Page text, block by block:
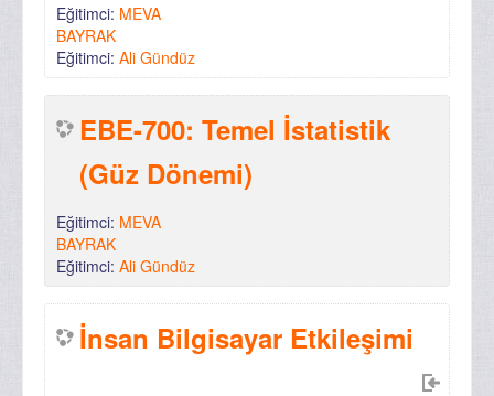
Eğitimci: MEVA
BAYRAK
Eğitimci: Ali Gündüz
EBE-700: Temel İstatistik
(Güz Dönemi)
Eğitimci: MEVA
BAYRAK
Eğitimci: Ali Gündüz
İnsan Bilgisayar Etkileşimi